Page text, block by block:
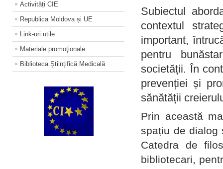
Activități CIE
Republica Moldova și UE
Link-uri utile
Materiale promoţionale
Biblioteca Științifică Medicală
Subiectul
contextul
important,
pentru
societății. În
prevenției și
sănătății
Prin această
spațiu de dialog
Catedra de
bibliotecari,